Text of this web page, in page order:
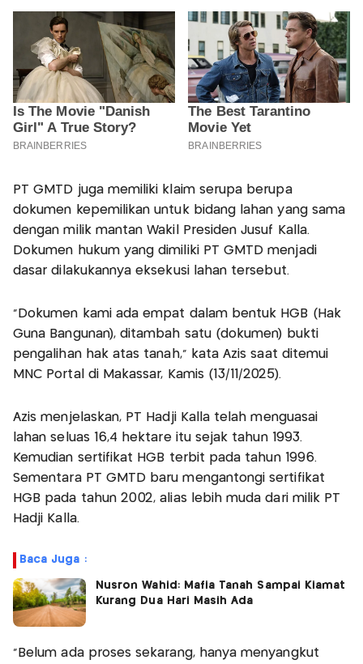
PT GMTD juga memiliki klaim serupa berupa
dokumen kepemilikan untuk bidang lahan yang sama
dengan milik mantan Wakil Presiden Jusuf Kalla.
Dokumen hukum yang dimiliki PT GMTD menjadi
dasar dilakukannya eksekusi lahan tersebut.
"Dokumen kami ada empat dalam bentuk HGB (Hak
Guna Bangunan), ditambah satu (dokumen) bukti
pengalihan hak atas tanah," kata Azis saat ditemui
MNC Portal di Makassar, Kamis (13/11/2025).
Azis menjelaskan, PT Hadji Kalla telah menguasai
lahan seluas 16,4 hektare itu sejak tahun 1993.
Kemudian sertifikat HGB terbit pada tahun 1996.
Sementara PT GMTD baru mengantongi sertifikat
HGB pada tahun 2002, alias lebih muda dari milik PT
Hadji Kalla.
Baca Juga :
Nusron Wahid: Mafia Tanah Sampai Kiamat
Kurang Dua Hari Masih Ada
"Belum ada proses sekarang, hanya menyangkut